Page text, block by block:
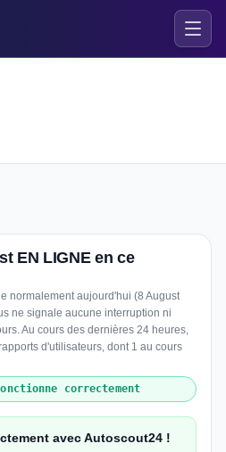
EN LIGNE en ce
normalement aujourd'hui (8 August
ne signale aucune interruption ni
Au cours des dernières 24 heures,
d'utilisateurs, dont 1 au cours
correctement
avec Autoscout24 !